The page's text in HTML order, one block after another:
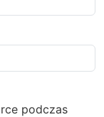
podczas